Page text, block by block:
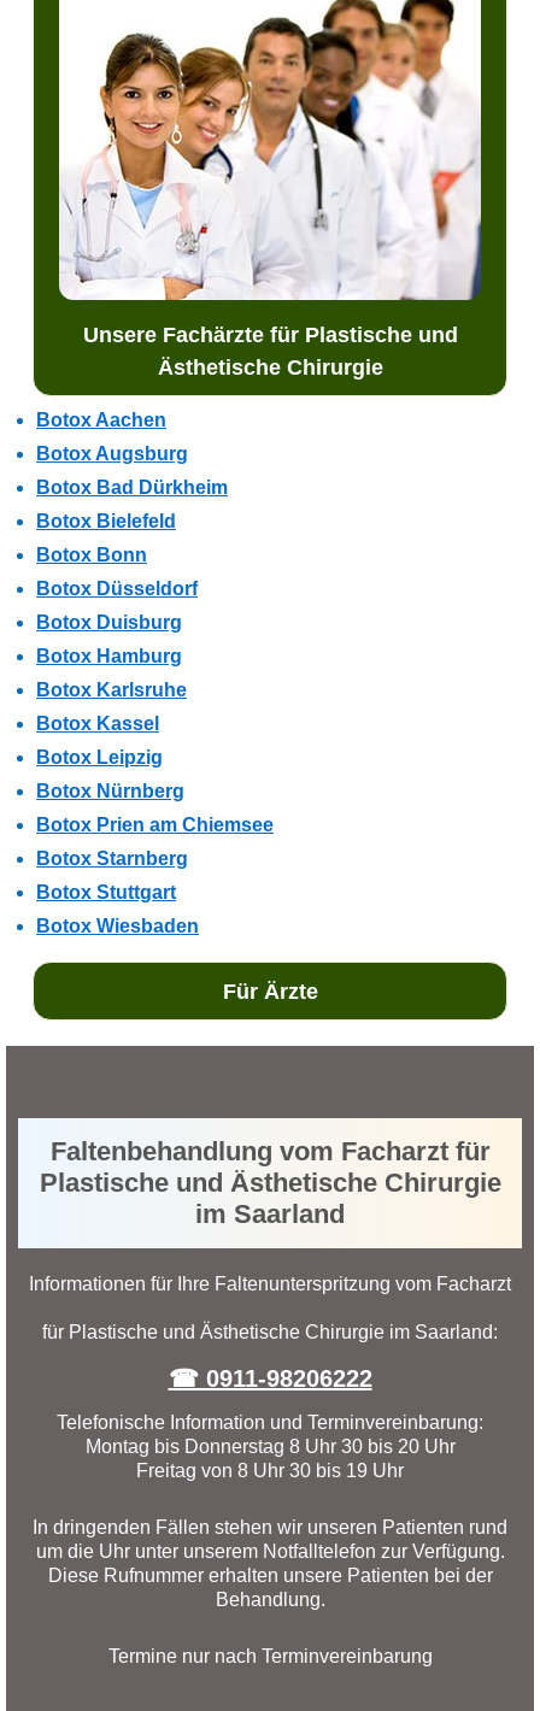
Unsere Fachärzte für Plastische und
Ästhetische Chirurgie
Botox Aachen
Botox Augsburg
Botox Bad Dürkheim
Botox Bielefeld
Botox Bonn
Botox Düsseldorf
Botox Duisburg
Botox Hamburg
Botox Karlsruhe
Botox Kassel
Botox Leipzig
Botox Nürnberg
Botox Prien am Chiemsee
Botox Starnberg
Botox Stuttgart
Botox Wiesbaden
Für Ärzte
Faltenbehandlung vom Facharzt für
Plastische und Ästhetische Chirurgie
im Saarland
Informationen für Ihre Faltenunterspritzung vom Facharzt
für Plastische und Ästhetische Chirurgie im Saarland:
☎ 0911-98206222
Telefonische Information und Terminvereinbarung:
Montag bis Donnerstag 8 Uhr 30 bis 20 Uhr
Freitag von 8 Uhr 30 bis 19 Uhr
In dringenden Fällen stehen wir unseren Patienten rund
um die Uhr unter unserem Notfalltelefon zur Verfügung.
Diese Rufnummer erhalten unsere Patienten bei der
Behandlung.
Termine nur nach Terminvereinbarung